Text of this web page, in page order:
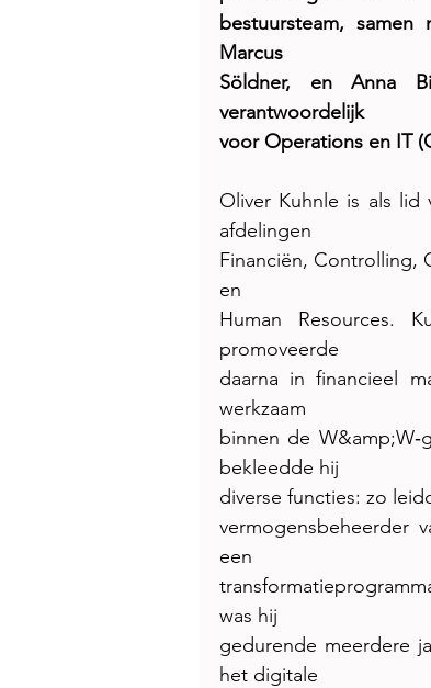
bestuursteam,
Marcus
Söldner, en Anna
verantwoordelijk
voor Operations en IT
Oliver Kuhnle is als lid
afdelingen
Financiën, Controlling,
en
Human Resources.
promoveerde
daarna in financieel
werkzaam
binnen de
bekleedde hij
diverse functies: zo
vermogensbeheerder
een
was hij
gedurende meerdere
het digitale